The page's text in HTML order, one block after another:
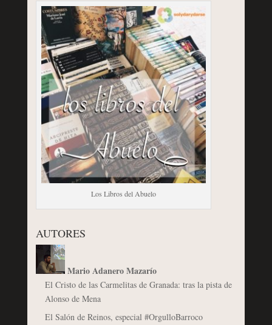
Los Libros del Abuelo
AUTORES
Mario Adanero Mazarío
El Cristo de las Carmelitas de Granada: tras la pista de
Alonso de Mena
El Salón de Reinos, especial #OrgulloBarroco